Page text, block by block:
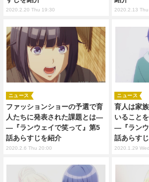
2020.2.20 Thu 19:30 2020.2.13
ファッションショーの予選で育
人たちに発表された課題とは―
―『ランウェイで笑って』第5
話あらすじを紹介
ニュース
2020.2.6 Thu 20:00
育人は家
いること
―『ラン
話あらす
ニュース
2020.1.29